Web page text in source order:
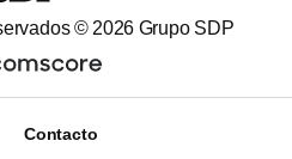
© 2026 Grupo SDP
Contacto